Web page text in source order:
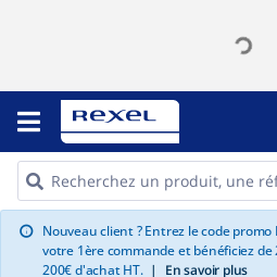
info Nouveau client ? Entrez le code promo
votre 1ère commande et bénéficiez de
200€ d'achat HT. | En savoir plus